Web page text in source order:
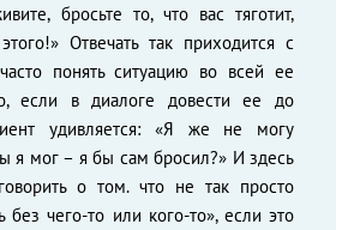
бросьте то, что вас тяготит,
Отвечать так приходится с
понять ситуацию во всей ее
если в диалоге довести ее до
удивляется: «Я же не могу
я мог – я бы сам бросил?» И здесь
о том. что не так просто
без чего-то или кого-то», если это